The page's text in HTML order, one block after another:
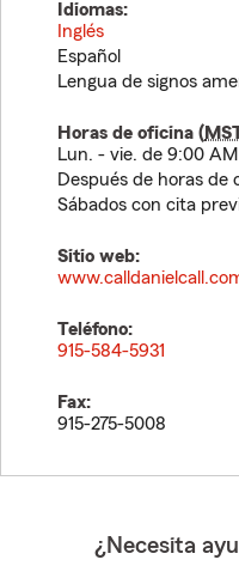
Idiomas:
Inglés
Español
Lengua de signos
Horas de oficina (
Lun. - vie. de 9:00
Después de horas de
Sábados con cita
Sitio web:
Teléfono:
915-584-5931
Fax:
915-275-5008
¿Necesita